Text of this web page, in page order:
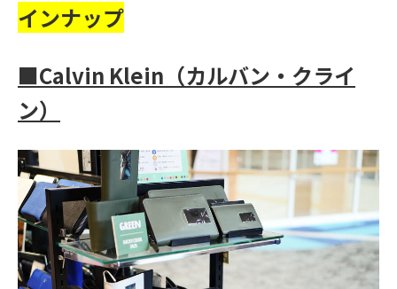
インナップ
■Calvin Klein （カルバン・クライ
ン）